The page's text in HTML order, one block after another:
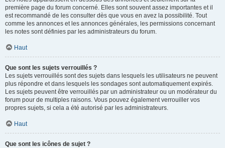
première page du forum concerné. Elles sont souvent assez importantes et il
est recommandé de les consulter dès que vous en avez la possibilité. Tout
comme les annonces et les annonces générales, les permissions concernant
les notes sont définies par les administrateurs du forum.
Haut
Que sont les sujets verrouillés ?
Les sujets verrouillés sont des sujets dans lesquels les utilisateurs ne peuvent
plus répondre et dans lesquels les sondages sont automatiquement expirés.
Les sujets peuvent être verrouillés par un administrateur ou un modérateur du
forum pour de multiples raisons. Vous pouvez également verrouiller vos
propres sujets, si cela a été autorisé par les administrateurs.
Haut
Que sont les icônes de sujet ?